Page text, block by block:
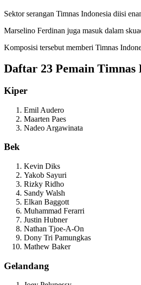
Sektor serangan Timnas Indonesia diisi
Marselino Ferdinan juga masuk dalam
Komposisi tersebut memberi Timnas
Daftar 23 Pemain Timnas
Kiper
Emil Audero
Maarten Paes
Nadeo Argawinata
Bek
Kevin Diks
Yakob Sayuri
Rizky Ridho
Sandy Walsh
Elkan Baggott
Muhammad Ferarri
Justin Hubner
Nathan Tjoe-A-On
Dony Tri Pamungkas
Mathew Baker
Gelandang